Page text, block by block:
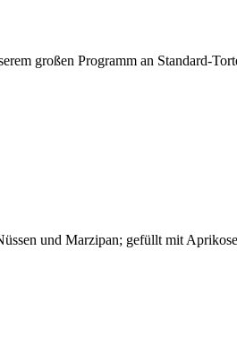
großen Programm an Standard-
und Marzipan; gefüllt mit